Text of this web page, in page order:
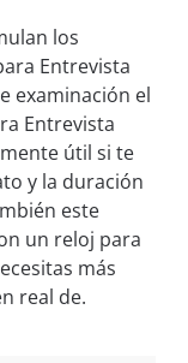
los
Entrevista
examinación el
Entrevista
útil si te
y la duración
este
un reloj para
más
real de.